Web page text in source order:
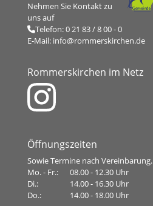
Nehmen Sie Kontakt zu
uns auf
Telefon:0 21 83 / 8 00 - 0
E-Mail: info@rommerskirchen.de
Rommerskirchen im Netz
Öffnungszeiten
Sowie Termine nach Vereinbarung.
Mo. - Fr.:
08.00 - 12.30 Uhr
Di.:
14.00 - 16.30 Uhr
Do.:
14.00 - 18.00 Uhr